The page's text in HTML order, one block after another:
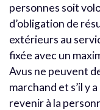
personnes soit
d’obligation de
extérieurs au
fixée avec un
Avus ne peuvent
marchand et s’il y
revenir à la